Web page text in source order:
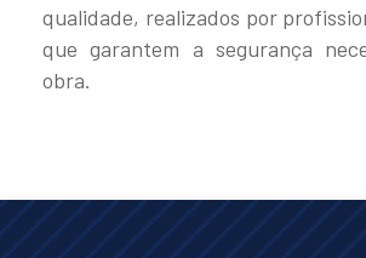
qualidade, realizados por
que garantem a segurança
obra.